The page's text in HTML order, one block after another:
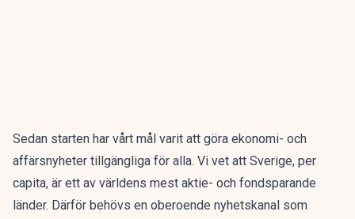
Sedan starten har vårt mål varit att göra ekonomi- och
affärsnyheter tillgängliga för alla. Vi vet att Sverige, per
capita, är ett av världens mest aktie- och fondsparande
länder. Därför behövs en oberoende nyhetskanal som